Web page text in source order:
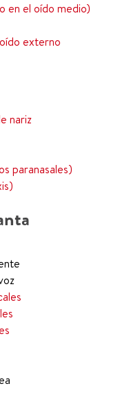
en el oído medio)
externo
nariz
paranasales)